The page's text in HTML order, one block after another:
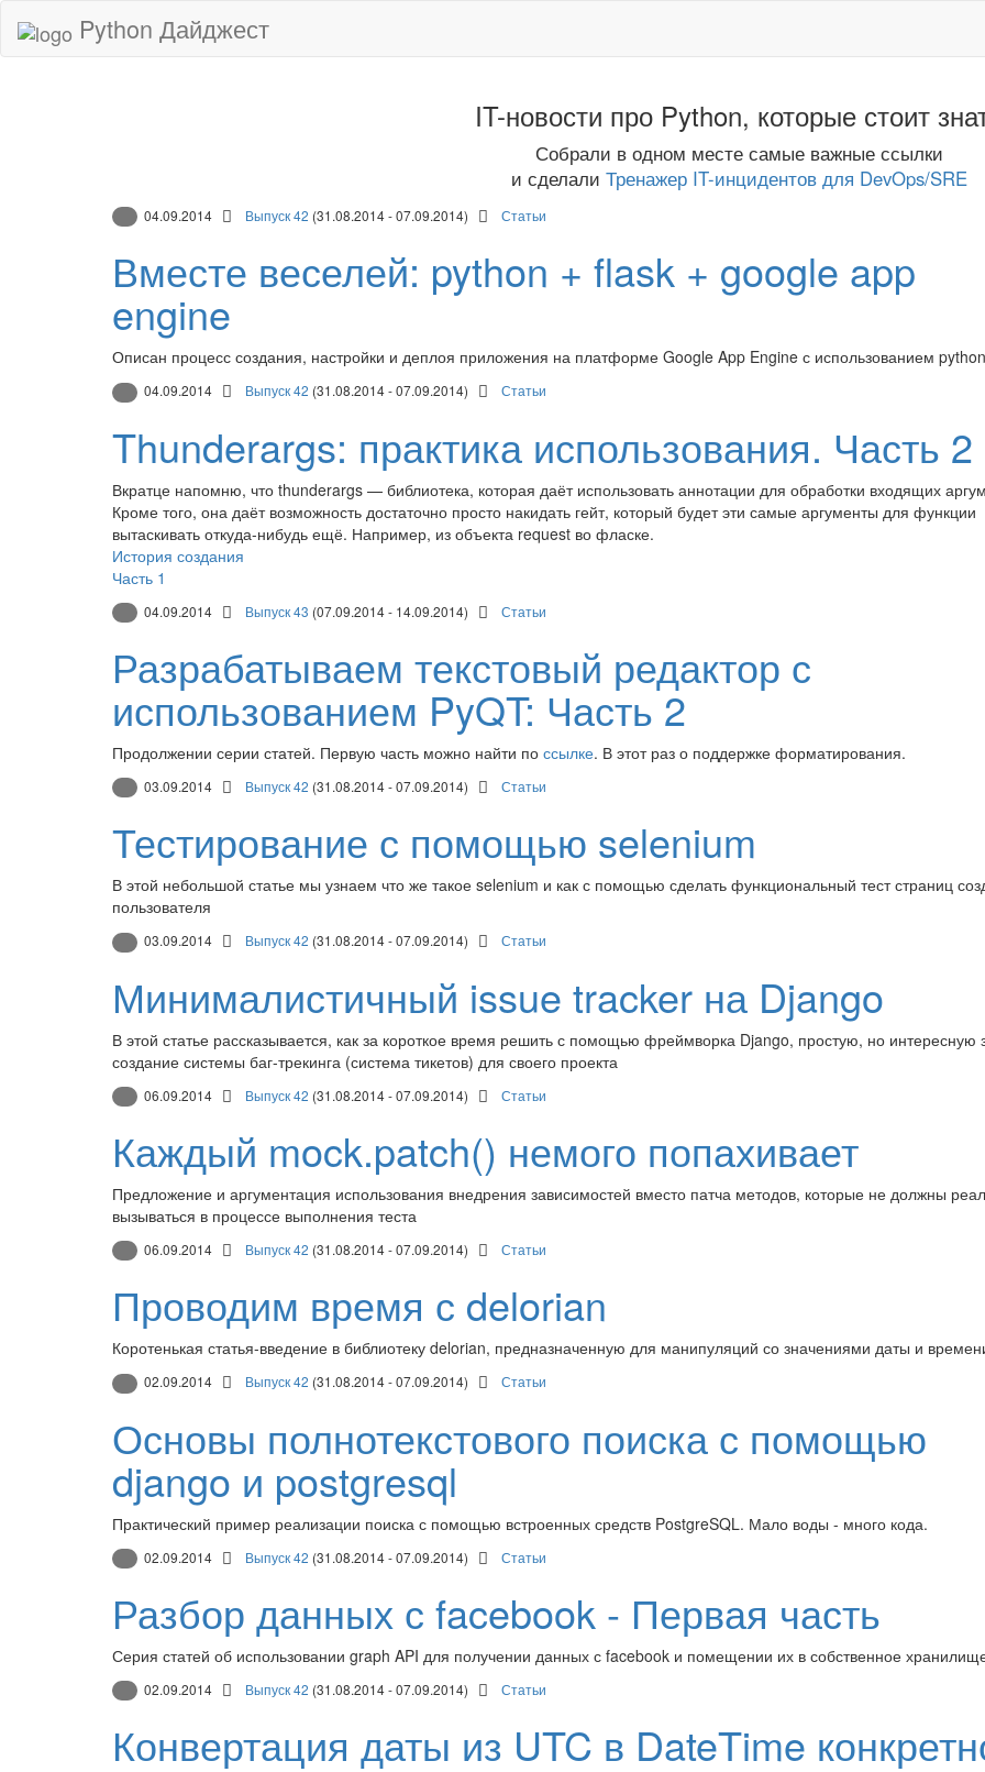
Python Дайджест
IT-новости про Python, которые стоит
Собрали в одном месте самые важные ссылки
и сделали Тренажер IT-инцидентов для DevOps/SRE
04.09.2014 Выпуск 42 (31.08.2014 - 07.09.2014) Статьи
Вместе веселей: python + flask + google app
engine
Описан процесс создания, настройки и деплоя приложения на платформе Google App Engine с использованием
04.09.2014 Выпуск 42 (31.08.2014 - 07.09.2014) Статьи
Thunderargs: практика использования. Часть 2
Вкратце напомню, что thunderargs — библиотека, которая даёт использовать аннотации для обработки входящих
Кроме того, она даёт возможность достаточно просто накидать гейт, который будет эти самые аргументы для функции
вытаскивать откуда-нибудь ещё. Например, из объекта request во фласке.
История создания
Часть 1
04.09.2014 Выпуск 43 (07.09.2014 - 14.09.2014) Статьи
Разрабатываем текстовый редактор с
использованием PyQT: Часть 2
Продолжении серии статей. Первую часть можно найти по ссылке. В этот раз о поддержке форматирования.
03.09.2014 Выпуск 42 (31.08.2014 - 07.09.2014) Статьи
Тестирование с помощью selenium
В этой небольшой статье мы узнаем что же такое selenium и как с помощью сделать функциональный тест страниц
пользователя
03.09.2014 Выпуск 42 (31.08.2014 - 07.09.2014) Статьи
Минималистичный issue tracker на Django
В этой статье рассказывается, как за короткое время решить с помощью фреймворка Django, простую, но интересную
создание системы баг-трекинга (система тикетов) для своего проекта
06.09.2014 Выпуск 42 (31.08.2014 - 07.09.2014) Статьи
Каждый mock.patch() немого попахивает
Предложение и аргументация использования внедрения зависимостей вместо патча методов, которые не должны
вызываться в процессе выполнения теста
06.09.2014 Выпуск 42 (31.08.2014 - 07.09.2014) Статьи
Проводим время с delorian
Коротенькая статья-введение в библиотеку delorian, предназначенную для манипуляций со значениями даты и
02.09.2014 Выпуск 42 (31.08.2014 - 07.09.2014) Статьи
Основы полнотекстового поиска с помощью
django и postgresql
Практический пример реализации поиска с помощью встроенных средств PostgreSQL. Мало воды - много кода.
02.09.2014 Выпуск 42 (31.08.2014 - 07.09.2014) Статьи
Разбор данных с facebook - Первая часть
Серия статей об использовании graph API для получении данных с facebook и помещении их в собственное
02.09.2014 Выпуск 42 (31.08.2014 - 07.09.2014) Статьи
Конвертация даты из UTC в DateTime